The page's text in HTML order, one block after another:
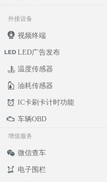
外接设备
视频终端
LED广告发布
温度传感器
油耗传感器
IC卡刷卡计时功能
车辆OBD
增值服务
微信查车
电子围栏